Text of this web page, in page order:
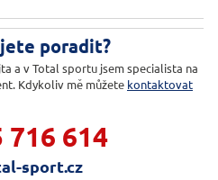
poradit?
a v Total sportu jsem specialista na
Kdykoliv mě můžete kontaktovat
716 614
sport.cz